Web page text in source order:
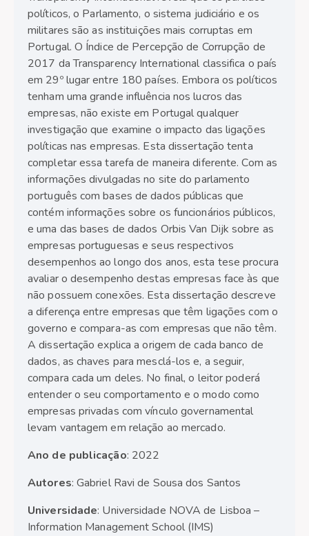
políticos, o Parlamento, o sistema judiciário e os
militares são as instituições mais corruptas em
Portugal. O Índice de Percepção de Corrupção de
2017 da Transparency International classifica o país
em 29º lugar entre 180 países. Embora os políticos
tenham uma grande influência nos lucros das
empresas, não existe em Portugal qualquer
investigação que examine o impacto das ligações
políticas nas empresas. Esta dissertação tenta
completar essa tarefa de maneira diferente. Com as
informações divulgadas no site do parlamento
português com bases de dados públicas que
contém informações sobre os funcionários públicos,
e uma das bases de dados Orbis Van Dijk sobre as
empresas portuguesas e seus respectivos
desempenhos ao longo dos anos, esta tese procura
avaliar o desempenho destas empresas face às que
não possuem conexões. Esta dissertação descreve
a diferença entre empresas que têm ligações com o
governo e compara-as com empresas que não têm.
A dissertação explica a origem de cada banco de
dados, as chaves para mesclá-los e, a seguir,
compara cada um deles. No final, o leitor poderá
entender o seu comportamento e o modo como
empresas privadas com vínculo governamental
levam vantagem em relação ao mercado.
Ano de publicação: 2022
Autores: Gabriel Ravi de Sousa dos Santos
Universidade: Universidade NOVA de Lisboa –
Information Management School (IMS)